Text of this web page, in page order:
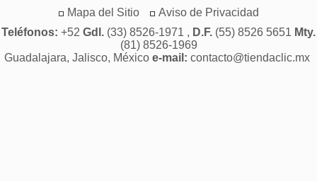
Mapa del Sitio
Aviso de Privacidad
Teléfonos: +52 Gdl. (33) 8526-1971 , D.F. (55) 8526 5651 Mty.
(81) 8526-1969
Guadalajara, Jalisco, México e-mail: contacto@tiendaclic.mx